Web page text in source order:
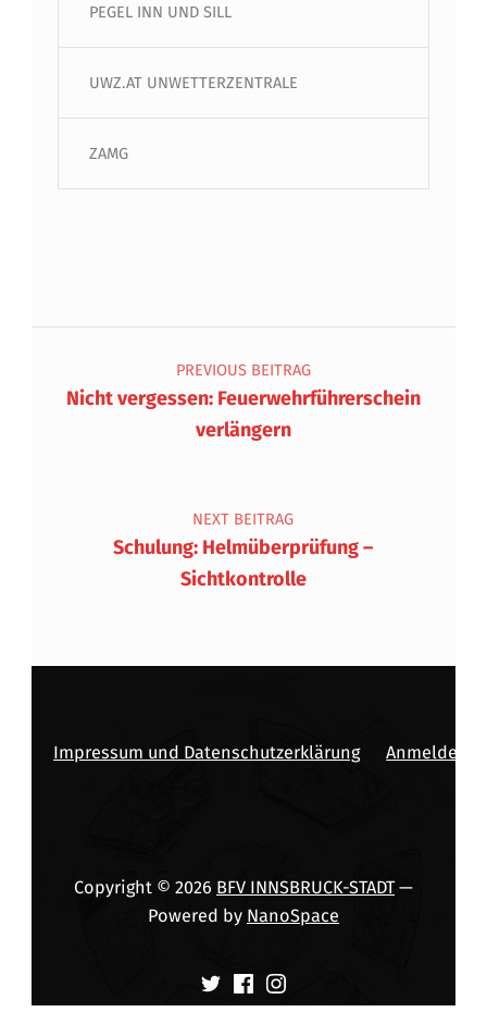
PEGEL INN UND SILL
UWZ.AT UNWETTERZENTRALE
ZAMG
Beitragsnavigation
PREVIOUS BEITRAG
Nicht vergessen: Feuerwehrführerschein
verlängern
NEXT BEITRAG
Schulung: Helmüberprüfung –
Sichtkontrolle
Impressum und Datenschutzerklärung Anmelden
Copyright © 2026 BFV INNSBRUCK-STADT—
Powered by NanoSpace